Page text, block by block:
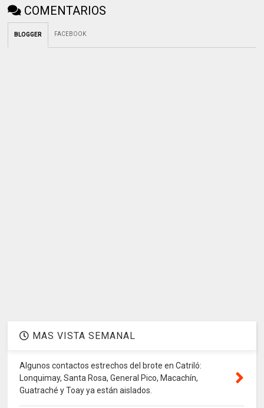
COMENTARIOS
BLOGGER FACEBOOK
MAS VISTA SEMANAL
Algunos contactos estrechos del brote en Catriló:
Lonquimay, Santa Rosa, General Pico, Macachín,
Guatraché y Toay ya están aislados.